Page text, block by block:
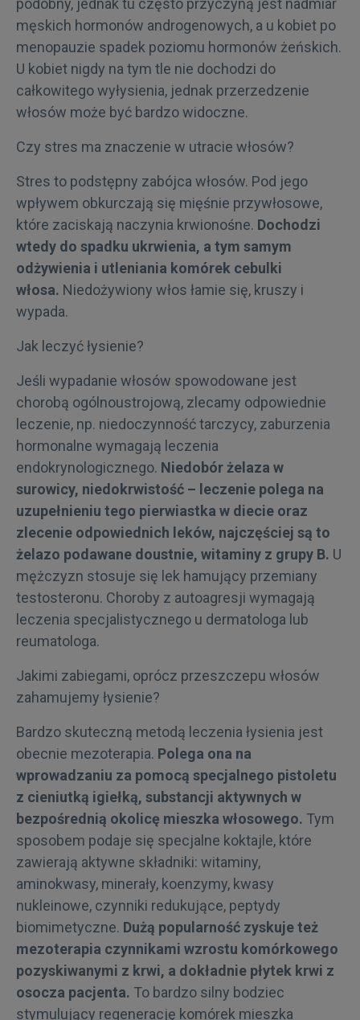
podobny, jednak tu często przyczyną jest nadmiar
męskich hormonów androgenowych, a u kobiet po
menopauzie spadek poziomu hormonów żeńskich.
U kobiet nigdy na tym tle nie dochodzi do
całkowitego wyłysienia, jednak przerzedzenie
włosów może być bardzo widoczne.
Czy stres ma znaczenie w utracie włosów?
Stres to podstępny zabójca włosów. Pod jego
wpływem obkurczają się mięśnie przywłosowe,
które zaciskają naczynia krwionośne. Dochodzi
wtedy do spadku ukrwienia, a tym samym
odżywienia i utleniania komórek cebulki
włosa. Niedożywiony włos łamie się, kruszy i
wypada.
Jak leczyć łysienie?
Jeśli wypadanie włosów spowodowane jest
chorobą ogólnoustrojową, zlecamy odpowiednie
leczenie, np. niedoczynność tarczycy, zaburzenia
hormonalne wymagają leczenia
endokrynologicznego. Niedobór żelaza w
surowicy, niedokrwistość – leczenie polega na
uzupełnieniu tego pierwiastka w diecie oraz
zlecenie odpowiednich leków, najczęściej są to
żelazo podawane doustnie, witaminy z grupy B. U
mężczyzn stosuje się lek hamujący przemiany
testosteronu. Choroby z autoagresji wymagają
leczenia specjalistycznego u dermatologa lub
reumatologa.
Jakimi zabiegami, oprócz przeszczepu włosów
zahamujemy łysienie?
Bardzo skuteczną metodą leczenia łysienia jest
obecnie mezoterapia. Polega ona na
wprowadzaniu za pomocą specjalnego pistoletu
z cieniutką igiełką, substancji aktywnych w
bezpośrednią okolicę mieszka włosowego. Tym
sposobem podaje się specjalne koktajle, które
zawierają aktywne składniki: witaminy,
aminokwasy, minerały, koenzymy, kwasy
nukleinowe, czynniki redukujące, peptydy
biomimetyczne. Dużą popularność zyskuje też
mezoterapia czynnikami wzrostu komórkowego
pozyskiwanymi z krwi, a dokładnie płytek krwi z
osocza pacjenta. To bardzo silny bodziec
stymulujący regenerację komórek mieszka